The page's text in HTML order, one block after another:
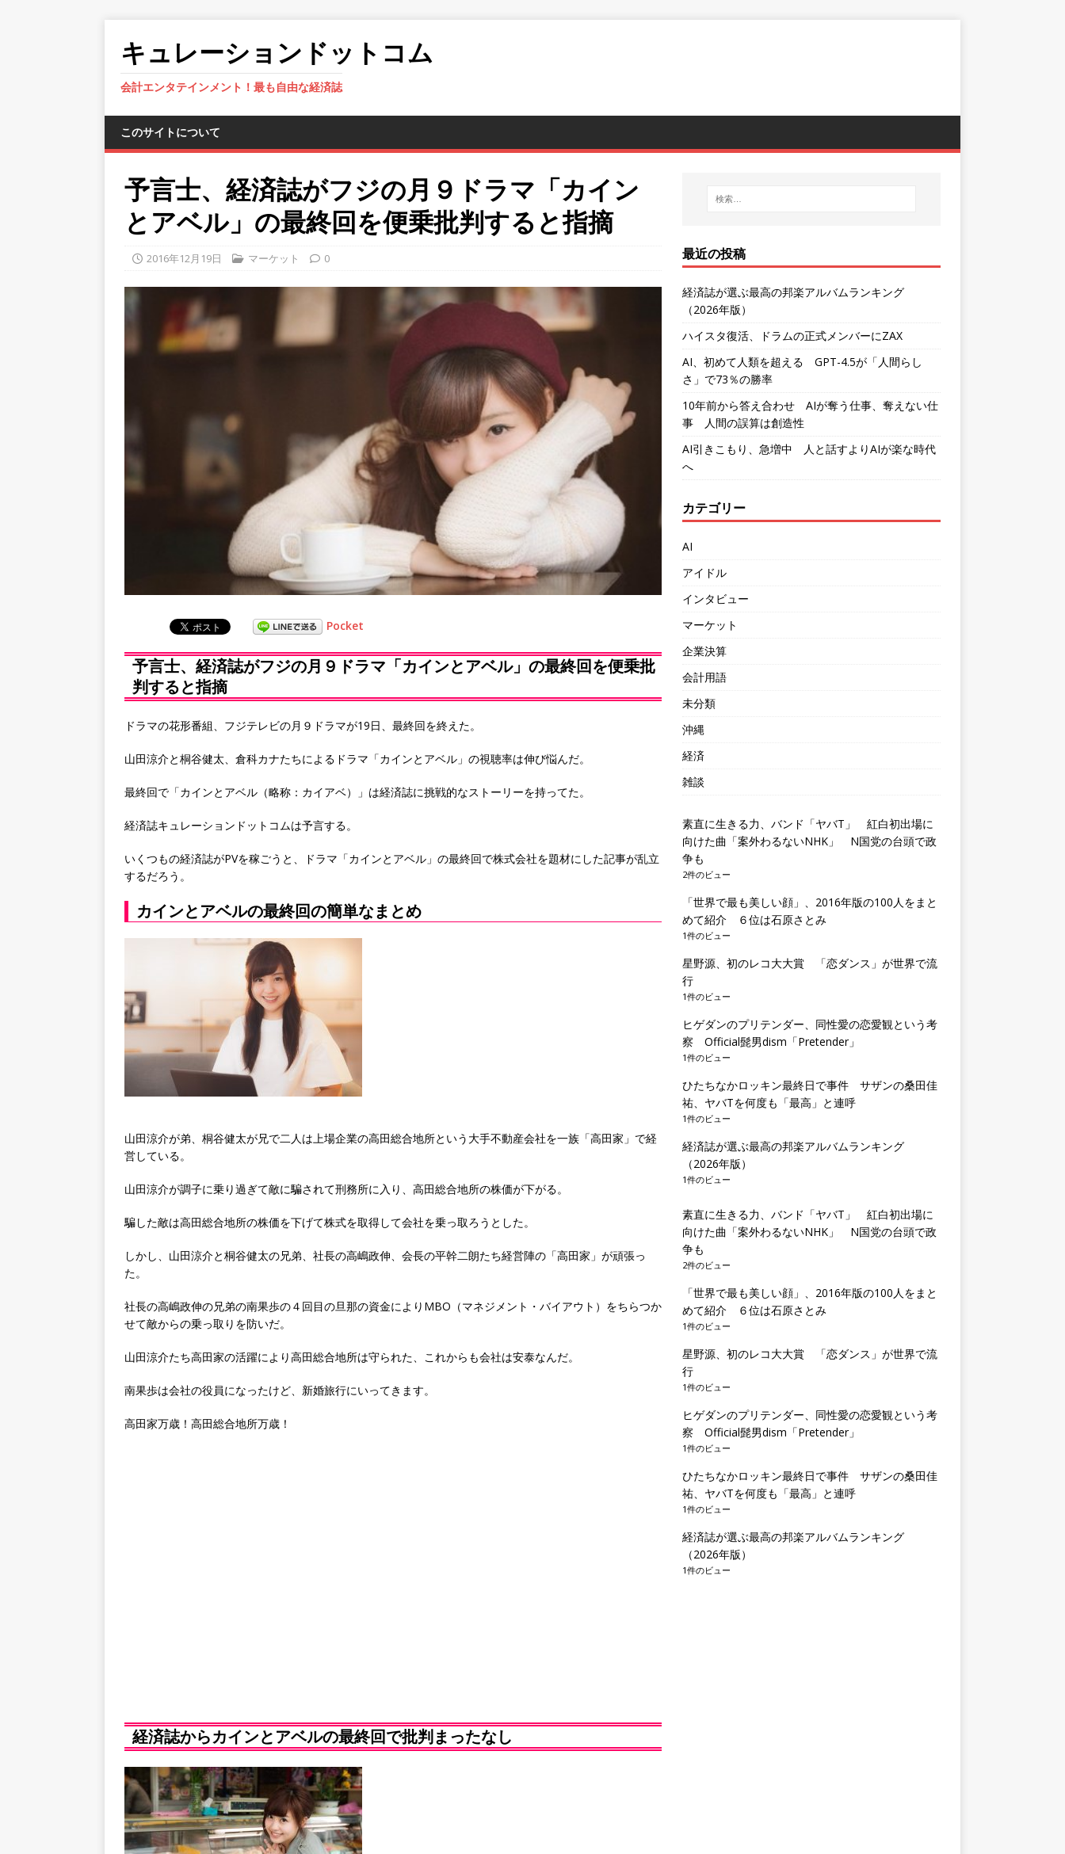
キュレーションドットコム
会計エンタテインメント！最も自由な経済誌
このサイトについて
予言士、経済誌がフジの月９ドラマ「カイン
とアベル」の最終回を便乗批判すると指摘
2016年12月19日 マーケット 0
Pocket
予言士、経済誌がフジの月９ドラマ「カインとアベル」の最終回を便乗批
判すると指摘
ドラマの花形番組、フジテレビの月９ドラマが19日、最終回を終えた。
山田涼介と桐谷健太、倉科カナたちによるドラマ「カインとアベル」の視聴率は伸び悩んだ。
最終回で「カインとアベル（略称：カイアベ）」は経済誌に挑戦的なストーリーを持ってた。
経済誌キュレーションドットコムは予言する。
いくつもの経済誌がPVを稼ごうと、ドラマ「カインとアベル」の最終回で株式会社を題材にした記事が乱立
するだろう。
カインとアベルの最終回の簡単なまとめ
山田涼介が弟、桐谷健太が兄で二人は上場企業の高田総合地所という大手不動産会社を一族「高田家」で経
営している。
山田涼介が調子に乗り過ぎて敵に騙されて刑務所に入り、高田総合地所の株価が下がる。
騙した敵は高田総合地所の株価を下げて株式を取得して会社を乗っ取ろうとした。
しかし、山田涼介と桐谷健太の兄弟、社長の高嶋政伸、会長の平幹二朗たち経営陣の「高田家」が頑張っ
た。
社長の高嶋政伸の兄弟の南果歩の４回目の旦那の資金によりMBO（マネジメント・バイアウト）をちらつか
せて敵からの乗っ取りを防いだ。
山田涼介たち高田家の活躍により高田総合地所は守られた、これからも会社は安泰なんだ。
南果歩は会社の役員になったけど、新婚旅行にいってきます。
高田家万歳！高田総合地所万歳！
経済誌からカインとアベルの最終回で批判まったなし
最近の投稿
経済誌が選ぶ最高の邦楽アルバムランキング
（2026年版）
ハイスタ復活、ドラムの正式メンバーにZAX
AI、初めて人類を超える GPT-4.5が「人間らし
さ」で73％の勝率
10年前から答え合わせ AIが奪う仕事、奪えない仕
事 人間の誤算は創造性
AI引きこもり、急増中 人と話すよりAIが楽な時代
へ
カテゴリー
AI
アイドル
インタビュー
マーケット
企業決算
会計用語
未分類
沖縄
経済
雑談
素直に生きる力、バンド「ヤバT」 紅白初出場に
向けた曲「案外わるないNHK」 N国党の台頭で政
争も
2件のビュー
「世界で最も美しい顔」、2016年版の100人をまと
めて紹介 ６位は石原さとみ
1件のビュー
星野源、初のレコ大大賞 「恋ダンス」が世界で流
行
1件のビュー
ヒゲダンのプリテンダー、同性愛の恋愛観という考
察 Official髭男dism「Pretender」
1件のビュー
ひたちなかロッキン最終日で事件 サザンの桑田佳
祐、ヤバTを何度も「最高」と連呼
1件のビュー
経済誌が選ぶ最高の邦楽アルバムランキング
（2026年版）
1件のビュー
素直に生きる力、バンド「ヤバT」 紅白初出場に
向けた曲「案外わるないNHK」 N国党の台頭で政
争も
2件のビュー
「世界で最も美しい顔」、2016年版の100人をまと
めて紹介 ６位は石原さとみ
1件のビュー
星野源、初のレコ大大賞 「恋ダンス」が世界で流
行
1件のビュー
ヒゲダンのプリテンダー、同性愛の恋愛観という考
察 Official髭男dism「Pretender」
1件のビュー
ひたちなかロッキン最終日で事件 サザンの桑田佳
祐、ヤバTを何度も「最高」と連呼
1件のビュー
経済誌が選ぶ最高の邦楽アルバムランキング
（2026年版）
1件のビュー